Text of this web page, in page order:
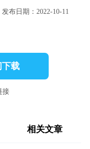
发布日期：2022-10-11
下载
接
相关文章